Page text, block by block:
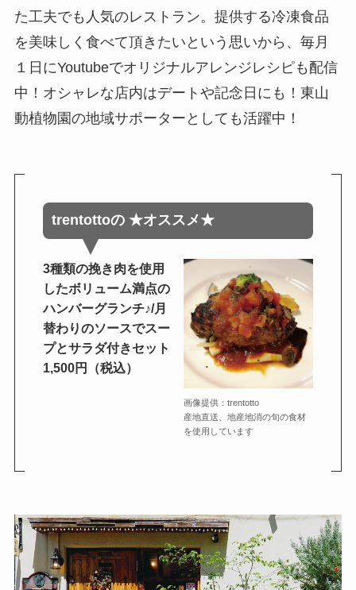
た工夫でも人気のレストラン。提供する冷凍食品
を美味しく食べて頂きたいという思いから、毎月
１日にYoutubeでオリジナルアレンジレシピも配信
中！オシャレな店内はデートや記念日にも！東山
動植物園の地域サポーターとしても活躍中！
trentottoの ★オススメ★
3種類の挽き肉を使用
したボリューム満点の
ハンバーグランチ♪/月
替わりのソースでスー
プとサラダ付きセット
1,500円（税込）
画像提供：trentotto
産地直送、地産地消の旬の食材
を使用しています